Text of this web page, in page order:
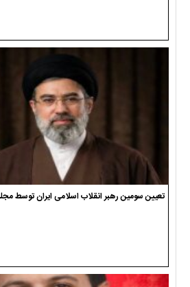
تعیین سومین رهبر انقلاب اسلامی ایران توسط